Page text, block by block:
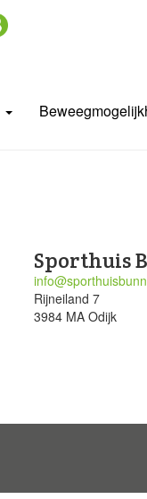
Sporthuis
Rijneiland 7
3984 MA Odijk